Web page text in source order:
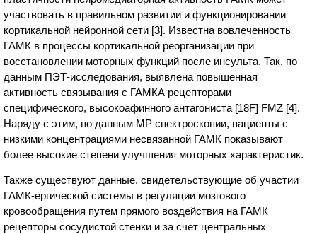
участвовать в правильном развитии и функционировании
кортикальной нейронной сети [3]. Известна вовлеченность
ГАМК в процессы кортикальной реорганизации при
восстановлении моторных функций после инсульта. Так, по
данным ПЭТ-исследования, выявлена повышенная
активность связывания с ГАМКА рецепторами
специфического, высокоафинного антагониста [18F] FMZ [4].
Наряду с этим, по данным МР спектроскопии, пациенты с
низкими концентрациями несвязанной ГАМК показывают
более высокие степени улучшения моторных характеристик.
Также существуют данные, свидетельствующие об участии
ГАМК-ергической системы в регуляции мозгового
кровообращения путем прямого воздействия на ГАМК
рецепторы сосудистой стенки и за счет центральных